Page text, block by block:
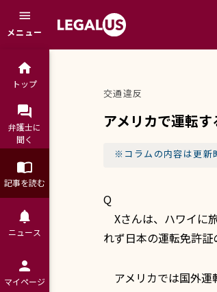
menu
メニュー
home
トップ
question_answer
弁護士に
聞く
import_contacts
記事を読む
notifications
ニュース
person
マイページ
交通違反
アメリカで運転
※コラムの内容は更新
Q
Xさんは、ハワイに
れず日本の運転免許証
アメリカでは国外運